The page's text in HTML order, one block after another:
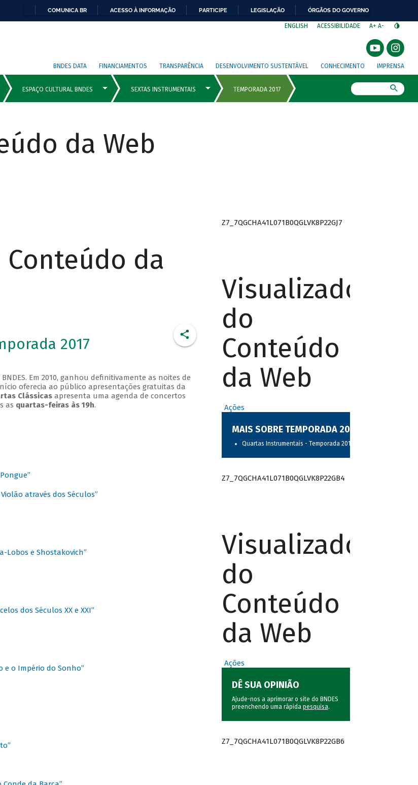
COMUNICA BR ACESSO À INFORMAÇÃO PARTICIPE LEGISLAÇÃO ÓRGÃOS DO GOVERNO
ENGLISH ACESSIBILIDADE A+ A-
BNDES DATA FINANCIAMENTOS TRANSPARÊNCIA DESENVOLVIMENTO SUSTENTÁVEL CONHECIMENTO IMPRENSA
da Web
da
2017
Em 2010, ganhou definitivamente as noites de
oferecia ao público apresentações gratuitas da
Clássicasapresenta uma agenda de concertos
as quartas-feiras às 19h.
através dos Séculos”
Lobos e Shostakovich”
dos Séculos XX e XXI”
e o Império do Sonho”
Z7_7QGCHA41L071B0QGLVK8P22GJ7
Visualizador
do
Conteúdo
da Web
Ações
MAIS SOBRE TEMPORADA 2017
Quartas Instrumentais - Temporada 2017
Z7_7QGCHA41L071B0QGLVK8P22GB4
Visualizador
do
Conteúdo
da Web
Ações
DÊ SUA OPINIÃO
Ajude-nos a aprimorar o site do BNDES
preenchendo uma rápida pesquisa.
Z7_7QGCHA41L071B0QGLVK8P22GB6